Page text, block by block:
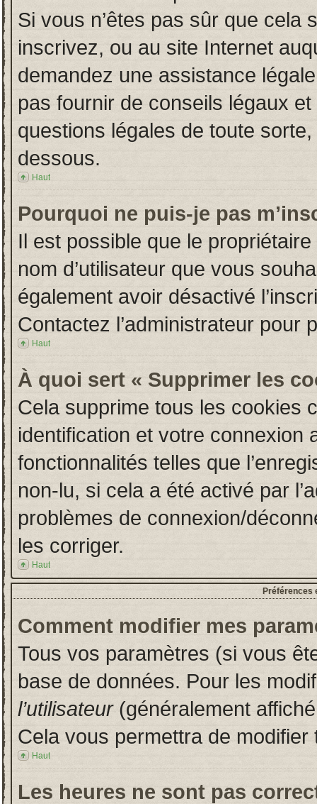
Si vous n’êtes pas sûr que cela
inscrivez, ou au site Internet
demandez une assistance
pas fournir de conseils légaux
questions légales de toute
dessous.
Haut
Pourquoi ne puis-je pas
Il est possible que le
nom d’utilisateur que vous
également avoir désactivé
Contactez l’administrateur pour
Haut
À quoi sert « Supprimer les
Cela supprime tous les cookies
identification et votre connexion
fonctionnalités telles que
non-lu, si cela a été activé par
problèmes de connexion/
les corriger.
Haut
Préférences
Comment modifier mes
Tous vos paramètres (si vous
base de données. Pour les
l’utilisateur(généralement
Cela vous permettra de
Haut
Les heures ne sont pas